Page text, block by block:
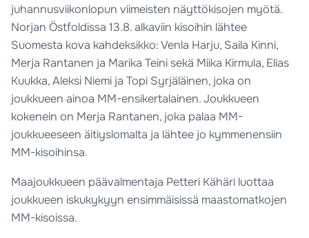
juhannusviikonlopun viimeisten näyttökisojen myötä.
Norjan Östfoldissa 13.8. alkaviin kisoihin lähtee
Suomesta kova kahdeksikko: Venla Harju, Saila Kinni,
Merja Rantanen ja Marika Teini sekä Miika Kirmula, Elias
Kuukka, Aleksi Niemi ja Topi Syrjäläinen, joka on
joukkueen ainoa MM-ensikertalainen. Joukkueen
kokenein on Merja Rantanen, joka palaa MM-
joukkueeseen äitiyslomalta ja lähtee jo kymmenensiin
MM-kisoihinsa.
Maajoukkueen päävalmentaja Petteri Kähäri luottaa
joukkueen iskukykyyn ensimmäisissä maastomatkojen
MM-kisoissa.